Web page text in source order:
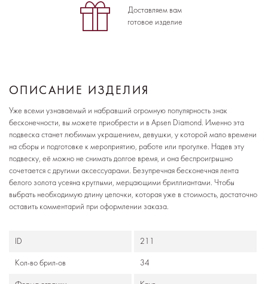
Доставляем вам
готовое изделие
ОПИСАНИЕ ИЗДЕЛИЯ
Уже всеми узнаваемый и набравший огромную популярность знак
бесконечности, вы можете приобрести и в Apsen Diamond. Именно эта
подвеска станет любимым украшением, девушки, у которой мало времени
на сборы и подготовке к мероприятию, работе или прогулке. Надев эту
подвеску, её можно не снимать долгое время, и она беспроигрышно
сочетается с другими аксессуарами. Безупречная бесконечная лента
белого золота усеяна круглыми, мерцающими бриллиантами. Чтобы
выбрать необходимую длину цепочки, которая уже в стоимость, достаточно
оставить комментарий при оформлении заказа.
ID 211
Кол-во брил-ов 34